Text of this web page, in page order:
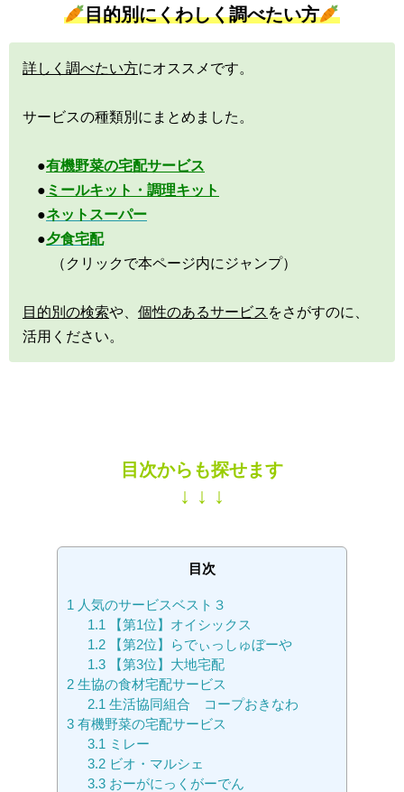
目的別にくわしく調べたい方
詳しく調べたい方にオススメです。
サービスの種類別にまとめました。
●有機野菜の宅配サービス
● ミールキット・調理キット
●ネットスーパー
●夕食宅配
（クリックで本ページ内にジャンプ）
目的別の検索や、 個性のあるサービス をさがすのに、
活用ください。
目次からも探せます
↓ ↓ ↓
目次
1 人気のサービスベスト３
1.1 【第1位】オイシックス
1.2【第2位】らでぃっしゅぼーや
1.3【第3位】大地宅配
2 生協の食材宅配サービス
2.1 生活協同組合 コープおきなわ
3 有機野菜の宅配サービス
3.1 ミレー
3.2ビオ・マルシェ
3.3おーがにっくがーでん